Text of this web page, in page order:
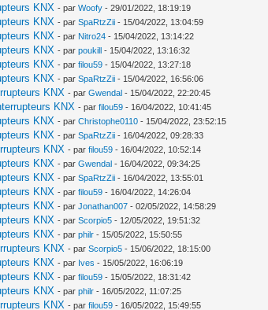
KNX - parWoofy - 29/01/2022, 18:19:19
KNX - parSpaRtzZii - 15/04/2022, 13:04:59
KNX - par Nitro24 - 15/04/2022, 13:14:22
KNX - parpoukill - 15/04/2022, 13:16:32
KNX - parfilou59 - 15/04/2022, 13:27:18
KNX - parSpaRtzZii - 15/04/2022, 16:56:06
KNX - parGwendal - 15/04/2022, 22:20:45
KNX - parfilou59 - 16/04/2022, 10:41:45
KNX - parChristophe0110 - 15/04/2022, 23:52:15
KNX - parSpaRtzZii - 16/04/2022, 09:28:33
KNX - parfilou59 - 16/04/2022, 10:52:14
KNX - parGwendal - 16/04/2022, 09:34:25
KNX - parSpaRtzZii - 16/04/2022, 13:55:01
KNX - parfilou59 - 16/04/2022, 14:26:04
KNX - parJonathan007 - 02/05/2022, 14:58:29
KNX - parScorpio5 - 12/05/2022, 19:51:32
KNX - parphilr - 15/05/2022, 15:50:55
KNX - parScorpio5 - 15/06/2022, 18:15:00
KNX - par Ives - 15/05/2022, 16:06:19
KNX - parfilou59 - 15/05/2022, 18:31:42
KNX - parphilr - 16/05/2022, 11:07:25
KNX - parfilou59 - 16/05/2022, 15:49:55